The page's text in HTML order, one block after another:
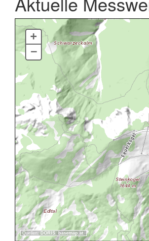
Quellen: DORIS, basemap.at
+
–